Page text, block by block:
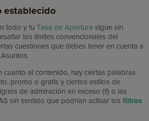
establecido
todo y tuTasa de Apertura sigue sin
los límites convencionales del
cuestiones que debes tener en cuenta a
cuanto al contenido, hay ciertas palabras
promo o gratis y ciertos estilos de
de admiración en exceso (!!) o las
sin sentido que podrían activar losfiltros